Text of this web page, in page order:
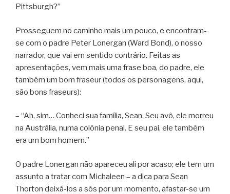
Pittsburgh?”
Prosseguem no caminho mais um pouco, e encontram-
se com o padre Peter Lonergan (Ward Bond), o nosso
narrador, que vai em sentido contrário. Feitas as
apresentações, vem mais uma frase boa, do padre, ele
também um bom fraseur (todos os personagens, aqui,
são bons fraseurs):
– “Ah, sim… Conheci sua família, Sean. Seu avô, ele morreu
na Austrália, numa colônia penal. E seu pai, ele também
era um bom homem.”
O padre Lonergan não apareceu ali por acaso; ele tem um
assunto a tratar com Michaleen – a dica para Sean
Thorton deixá-los a sós por um momento, afastar-se um